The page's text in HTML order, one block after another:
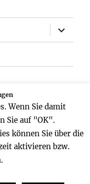
öffnen
Wenn Sie damit
Sie auf "OK".
können Sie über die
aktivieren bzw.